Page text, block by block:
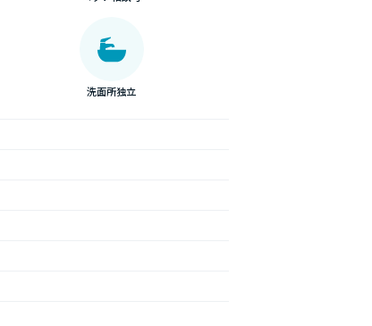
洗面所独立